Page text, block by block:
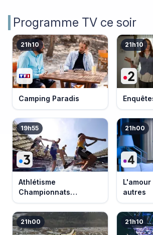
Programme TV ce soir
21h10
Camping Paradis
21h10
19h55
Athlétisme
Championnats
d'Europe 2026
21h00
autres
21h00 21h10